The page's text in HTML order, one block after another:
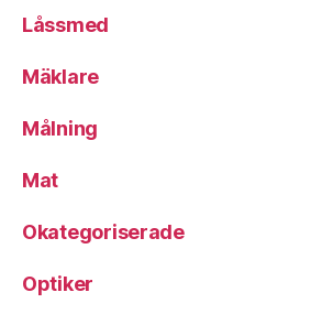
Låssmed
Mäklare
Målning
Mat
Okategoriserade
Optiker